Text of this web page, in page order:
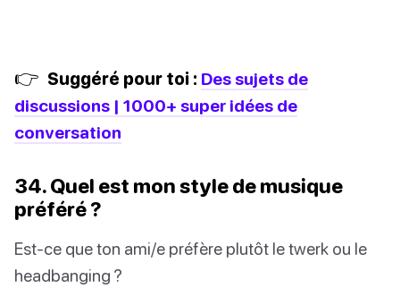
👉 Suggéré pour toi : Des sujets de
discussions | 1000+ super idées de
conversation
34. Quel est mon style de musique
préféré ?
Est-ce que ton ami/e préfère plutôt le twerk ou le
headbanging ?